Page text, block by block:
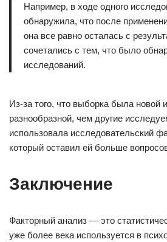
Например, в ходе одного
обнаружила, что после
она все равно осталась с
сочетались с тем, что было
исследований.
Из-за того, что выборка была новой
разнообразной, чем другие
использовала исследовательский
который оставил ей больше
Заключение
Факторный анализ — это
уже более века используется в